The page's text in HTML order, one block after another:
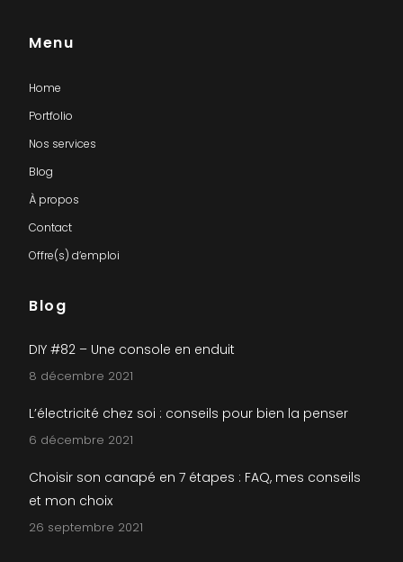
Menu
Home
Portfolio
Nos services
Blog
À propos
Contact
Offre(s) d’emploi
Blog
DIY #82 – Une console en enduit
8 décembre 2021
L’électricité chez soi : conseils pour bien la penser
6 décembre 2021
Choisir son canapé en 7 étapes : FAQ, mes conseils
et mon choix
26 septembre 2021